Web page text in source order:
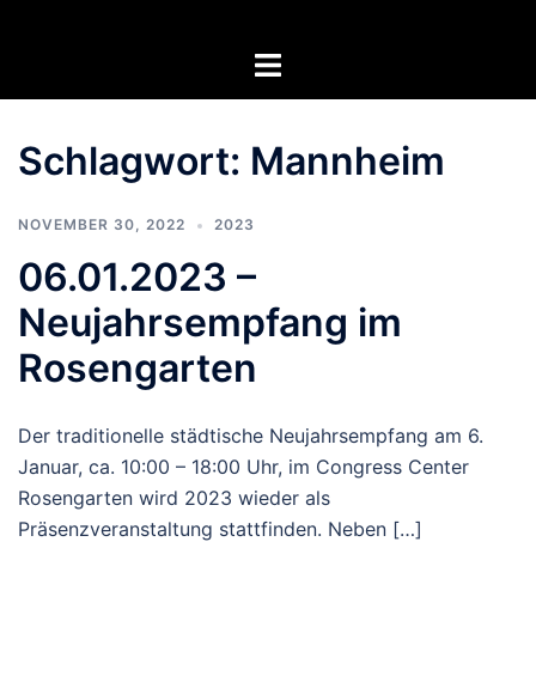
Menü
Schlagwort: Mannheim
NOVEMBER 30, 2022 2023
06.01.2023 –
Neujahrsempfang im
Rosengarten
Der traditionelle städtische Neujahrsempfang am 6.
Januar, ca. 10:00 – 18:00 Uhr, im Congress Center
Rosengarten wird 2023 wieder als
Präsenzveranstaltung stattfinden. Neben […]